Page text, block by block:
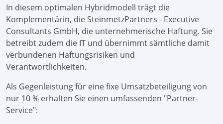
In diesem optimalen Hybridmodell trägt die
Komplementärin, die SteinmetzPartners - Executive
Consultants GmbH, die unternehmerische Haftung. Sie
betreibt zudem die IT und übernimmt sämtliche damit
verbundenen Haftungsrisiken und
Verantwortlichkeiten.
Als Gegenleistung für eine fixe Umsatzbeteiligung von
nur 10 % erhalten Sie einen umfassenden "Partner-
Service":